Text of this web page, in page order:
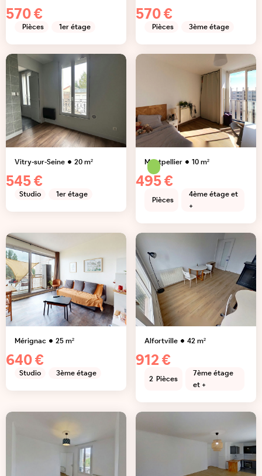
570 €
Pièces 1er étage
570 €
Pièces 3ème étage
Vitry-sur-Seine 20m²
545 €
Studio 1er étage
Montpellier 10m²
495 €
Pièces
4ème étage et
+
Mérignac 25m²
640 €
Studio 3ème étage
Alfortville 42m²
912 €
2 Pièces
7ème étage
et +